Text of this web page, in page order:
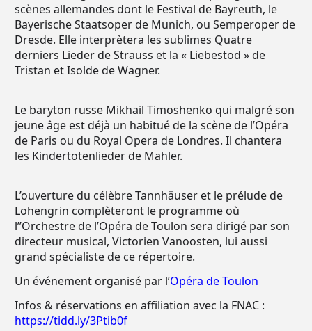
scènes allemandes dont le Festival de Bayreuth, le
Bayerische Staatsoper de Munich, ou Semperoper de
Dresde. Elle interprètera les sublimes Quatre
derniers Lieder de Strauss et la « Liebestod » de
Tristan et Isolde de Wagner.
Le baryton russe Mikhail Timoshenko qui malgré son
jeune âge est déjà un habitué de la scène de l’Opéra
de Paris ou du Royal Opera de Londres. Il chantera
les Kindertotenlieder de Mahler.
L’ouverture du célèbre Tannhäuser et le prélude de
Lohengrin complèteront le programme où
l’’Orchestre de l’Opéra de Toulon sera dirigé par son
directeur musical, Victorien Vanoosten, lui aussi
grand spécialiste de ce répertoire.
Un événement organisé par l’Opéra de Toulon
Infos & réservations en affiliation avec la FNAC :
https://tidd.ly/3Ptib0f